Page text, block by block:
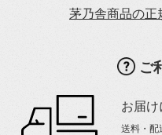
茅乃舎商品の正
ご
お届け
送料・配